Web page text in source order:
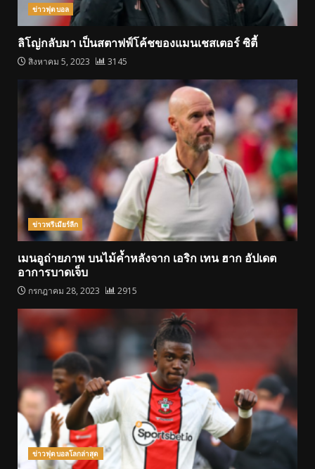
ข่าวฟุตบอล
ลิโญ่กลับมา เป็นสตาฟฟ์โค้ชของแมนเชสเตอร์ ซิตี้
สิงหาคม 5, 2023 3145
ข่าวพรีเมียร์ลีก
เมนอูถ่ายภาพ บนไม้ค้ำหลังจาก เอริก เทน ฮาก อัปเดต
อาการบาดเจ็บ
กรกฎาคม 28, 2023 2915
ข่าวฟุตบอลโลกล่าสุด